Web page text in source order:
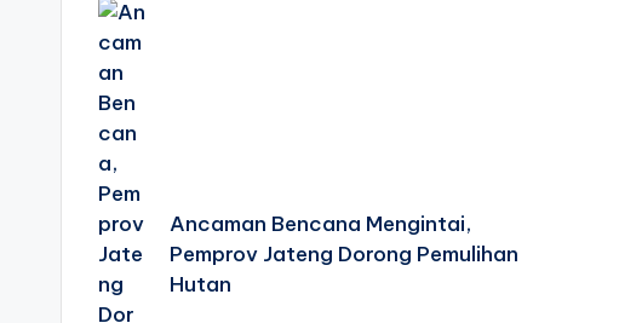
navigation
Ancaman Bencana Mengintai,
Pemprov Jateng Dorong Pemulihan
Hutan